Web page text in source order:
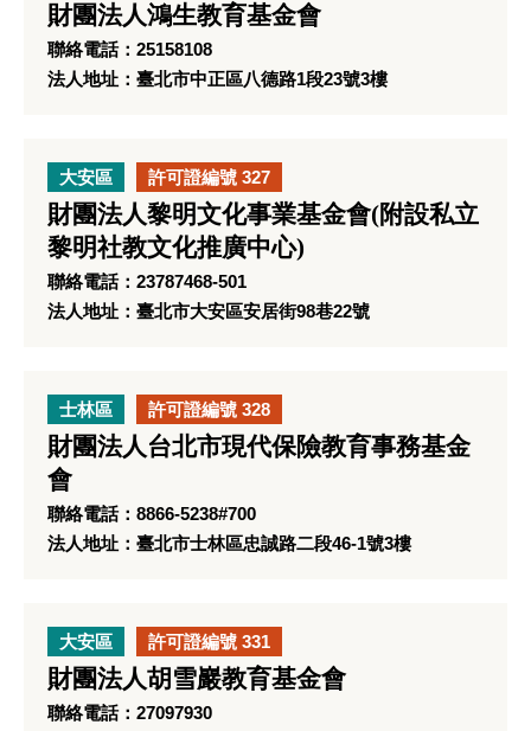
財團法人鴻生教育基金會
聯絡電話：25158108
法人地址：臺北市中正區八德路1段23號3樓
大安區 許可證編號 327
財團法人黎明文化事業基金會(附設私立
黎明社教文化推廣中心)
聯絡電話：23787468-501
法人地址：臺北市大安區安居街98巷22號
士林區 許可證編號 328
財團法人台北市現代保險教育事務基金
會
聯絡電話：8866-5238#700
法人地址：臺北市士林區忠誠路二段46-1號3樓
大安區 許可證編號 331
財團法人胡雪巖教育基金會
聯絡電話：27097930